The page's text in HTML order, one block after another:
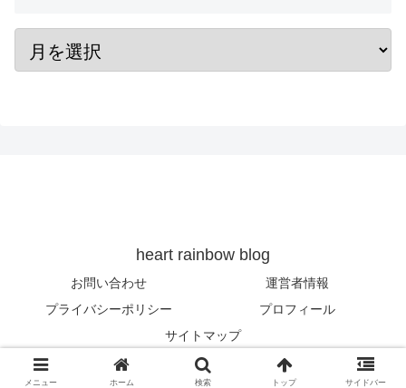
heart rainbow blog
お問い合わせ
運営者情報
プライバシーポリシー
プロフィール
サイトマップ
© 2019 heart rainbow blog.
メニュー ホーム 検索 トップ サイドバー